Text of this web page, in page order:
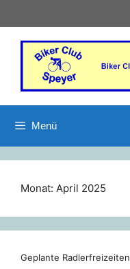
Menü
Monat: April 2025
Geplante Radlerfreizeiten